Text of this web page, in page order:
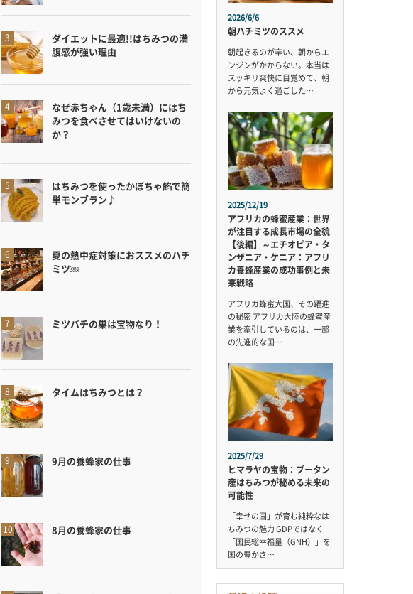
ダイエットに最適!!はちみつの満
腹感が強い理由
なぜ赤ちゃん（1歳未満）にはち
みつを食べさせてはいけないの
か？
はちみつを使ったかぼちゃ餡で簡
単モンブラン♪
夏の熱中症対策におススメのハチ
ミツ￼
ミツバチの巣は宝物なり！
タイムはちみつとは？
9月の養蜂家の仕事
8月の養蜂家の仕事
2026/6/6
朝ハチミツのススメ
朝起きるのが辛い、朝からエ
ンジンがかからない。本当は
スッキリ爽快に目覚めて、朝
から元気よく過ごした…
2025/12/19
アフリカの蜂蜜産業：世界
が注目する成長市場の全貌
【後編】～エチオピア・タ
ンザニア・ケニア：アフリ
カ養蜂産業の成功事例と未
来戦略
アフリカ蜂蜜大国、その躍進
の秘密 アフリカ大陸の蜂蜜産
業を牽引しているのは、一部
の先進的な国…
2025/7/29
ヒマラヤの宝物：ブータン
産はちみつが秘める未来の
可能性
「幸せの国」が育む純粋なは
ちみつの魅力 GDPではなく
「国民総幸福量（GNH）」を
国の豊かさ…